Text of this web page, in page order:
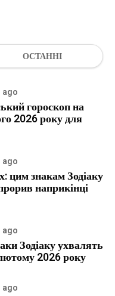
ОСТАННІ
ago
гороскоп на
2026 року для
ago
цим знакам Зодіаку
наприкінці
ago
Зодіаку ухвалять
2026 року
ago